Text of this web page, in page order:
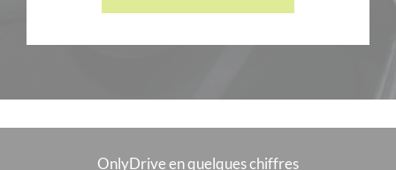
OnlyDrive en quelques chiffres